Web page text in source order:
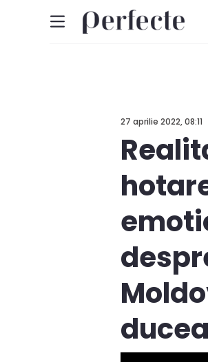
27 aprilie 2022, 08:11